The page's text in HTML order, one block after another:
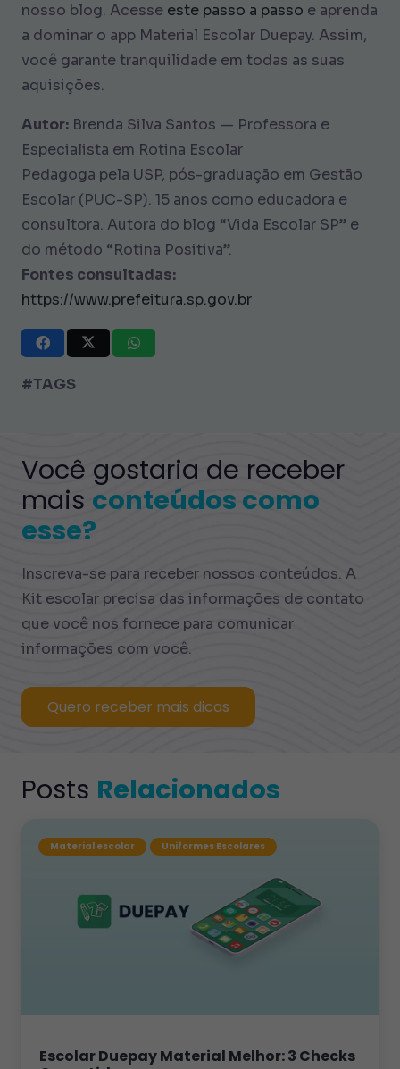
nosso blog. Acesse este passo a passo e aprenda
a dominar o app Material Escolar Duepay. Assim,
você garante tranquilidade em todas as suas
aquisições.
Autor: Brenda Silva Santos — Professora e
Especialista em Rotina Escolar
Pedagoga pela USP, pós-graduação em Gestão
Escolar (PUC-SP). 15 anos como educadora e
consultora. Autora do blog “Vida Escolar SP” e
do método “Rotina Positiva”.
Fontes consultadas:
https://www.prefeitura.sp.gov.br
#TAGS
Você gostaria de receber
mais conteúdos como
esse?
Inscreva-se para receber nossos conteúdos. A
Kit escolar precisa das informações de contato
que você nos fornece para comunicar
informações com você.
Quero receber mais dicas
Posts Relacionados
Material escolar Uniformes Escolares
Escolar Duepay Material Melhor: 3 Checks